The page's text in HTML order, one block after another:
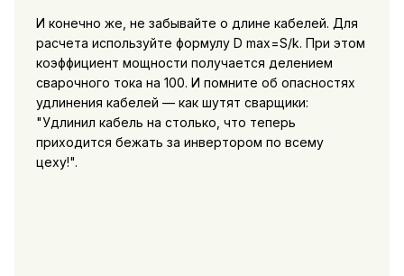
И конечно же, не забывайте о длине кабелей. Для
расчета используйте формулу D max=S/k. При этом
коэффициент мощности получается делением
сварочного тока на 100. И помните об опасностях
удлинения кабелей — как шутят сварщики:
"Удлинил кабель на столько, что теперь
приходится бежать за инвертором по всему
цеху!".